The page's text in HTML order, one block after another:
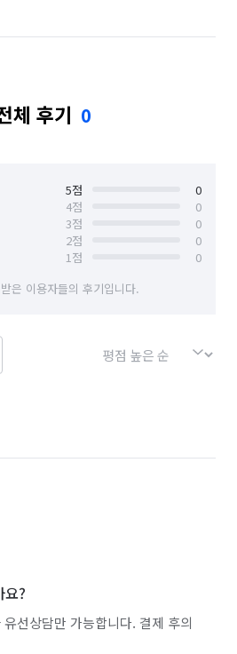
천시 충북 증평군
충북 청주시 청원구
체 후기 0
5점
0
4점
0
3점
0
2점
0
1점
0
은 이용자들의 후기입니다.
요?
선상담만 가능합니다. 결제 후의